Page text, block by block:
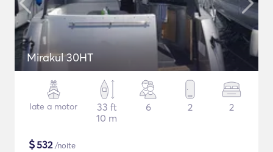
Mirakul 30HT
Iate a motor
33 ft
10 m
6 2 2
$532/noite